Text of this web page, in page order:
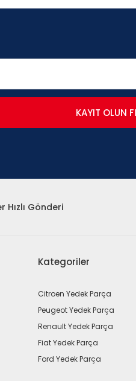
KAYIT OLUN
Hızlı Gönderi
Kategoriler
Citroen Yedek Parça
Peugeot Yedek Parça
Renault Yedek Parça
Fiat Yedek Parça
Ford Yedek Parça